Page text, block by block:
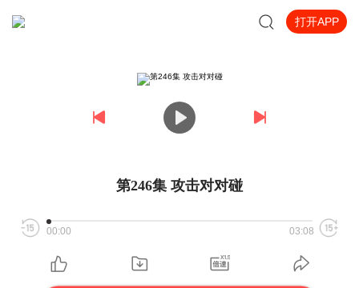
打开APP
第246集 攻击对对碰
00:00 03:08